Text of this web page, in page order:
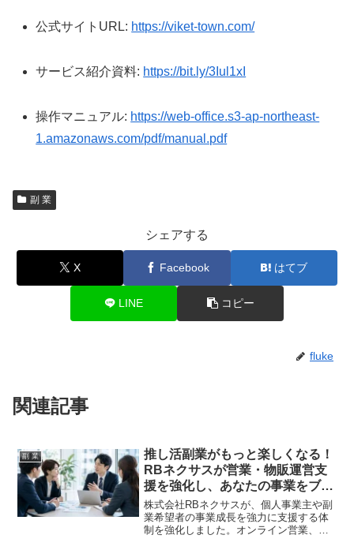
公式サイトURL: https://viket-town.com/
サービス紹介資料: https://bit.ly/3Iul1xI
操作マニュアル: https://web-office.s3-ap-northeast-
1.amazonaws.com/pdf/manual.pdf
副 業
シェアする
X Facebook はてブ
LINE コピー
fluke
関連記事
副 業
推し活副業がもっと楽しくなる！
RBネクサスが営業・物販運営支
援を強化し、あなたの事業をブー
スト！
株式会社RBネクサスが、個人事業主や副
業希望者の事業成長を強力に支援する体
制を強化しました。オンライン営業、営